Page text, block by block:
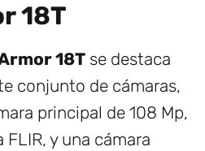
18T
18T se destaca
conjunto de cámaras,
principal de 108 Mp,
y una cámara